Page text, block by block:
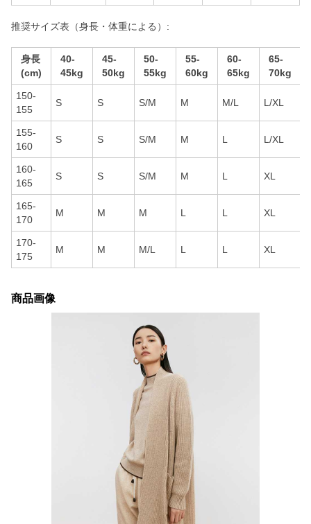
推奨サイズ表（身長・体重による）:
身長
(cm)
40-
45kg
45-
50kg
50-
55kg
55-
60kg
60-
65kg
65-
70kg
150-
155
S S S/M M M/L L/XL
155-
160
S S S/M M L L/XL
160-
165
S S S/M M L XL
165-
170
M M M L L XL
170-
175
M M M/L L L XL
商品画像